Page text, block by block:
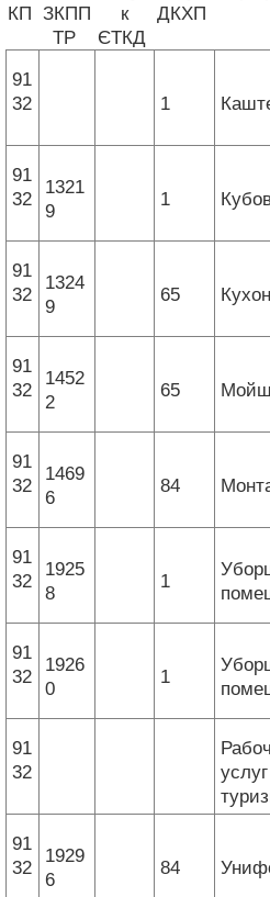
КП ЗКПП
ТР
к
ЄТКД
ДКХП
91
32
1
91
32
1321
9
1
91
32
1324
9
65
91
32
1452
2
65
91
32
1469
6
84
91
32
1925
8
1
91
32
1926
0
1
91
32
91
32
1929
6
84